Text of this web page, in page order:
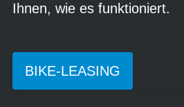
Ihnen, wie es funktioniert.
BIKE-LEASING